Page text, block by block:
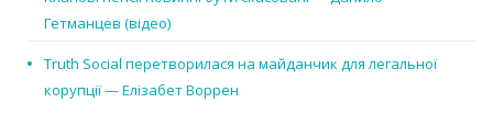
Гетманцев (відео)
Truth Social перетворилася на майданчик для легальної
корупції — Елізабет Воррен